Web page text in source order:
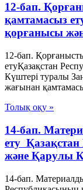
12-бап.
қамтамасыз
қорғанысы
12-бап.
етуҚазақстан
Күштері туралы
жағынан
Толық оқу »
14-бап.
ету
және Қарулы
14-бап.